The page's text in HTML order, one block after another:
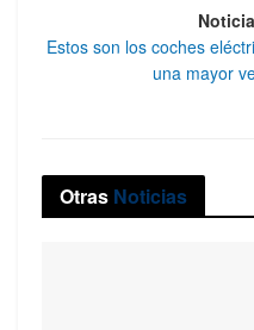
Estos son los coches
una mayor
Otras Noticias